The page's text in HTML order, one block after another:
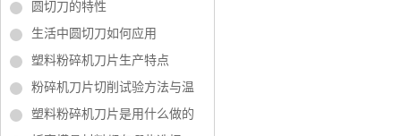
圆切刀的特性
生活中圆切刀如何应用
塑料粉碎机刀片生产特点
粉碎机刀片切削试验方法与温
塑料粉碎机刀片是用什么做的